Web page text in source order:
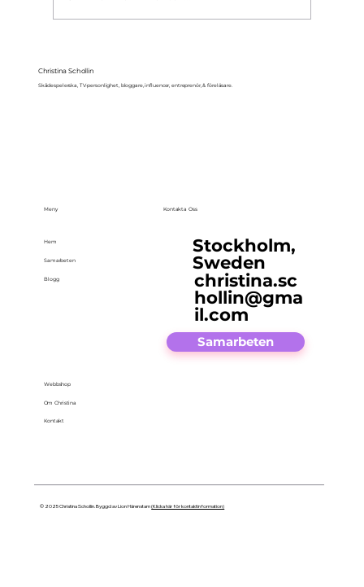
Christina Schollin
Skådespelerska, TV-personlighet, bloggare, influencer, entreprenör, & föreläsare.
Meny
Hem
Samarbeten
Blogg
Webbshop
Om Christina
Kontakt
Kontakta Oss
Stockholm,
Sweden
christina.sc
hollin@gma
il.com
Samarbeten
© 2025 Christina Schollin. Byggd av Lion Härenstam(Klicka här för kontaktinformation)